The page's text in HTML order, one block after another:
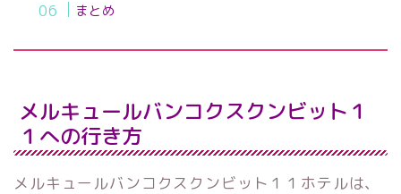
まとめ
メルキュールバンコクスクンビット１
１への行き方
メルキュールバンコクスクンビット１１ホテルは、